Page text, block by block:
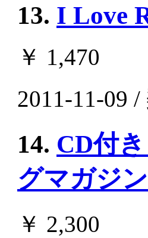
13. I Love
￥ 1,470
2011-11-09
14. CD付
グマガジ
￥ 2,300